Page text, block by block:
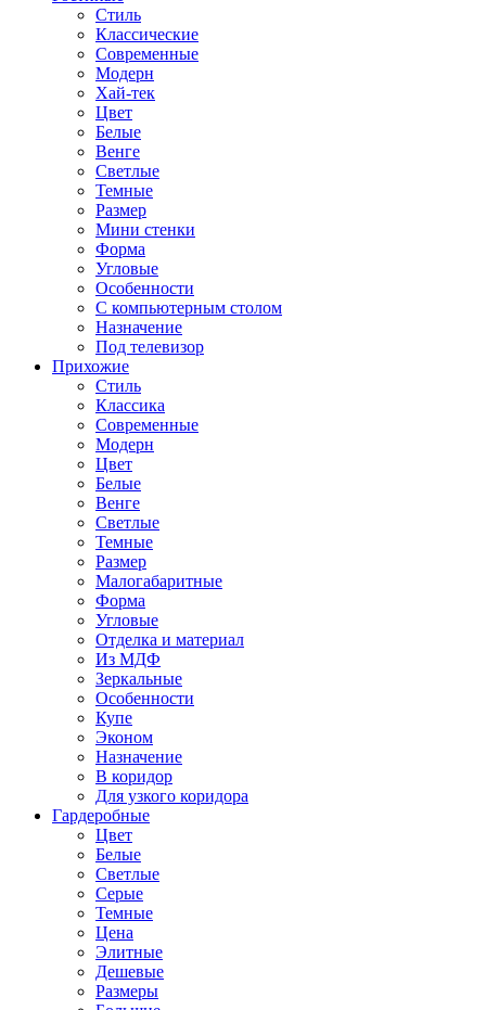
Стиль
Классические
Современные
Модерн
Хай-тек
Цвет
Белые
Венге
Светлые
Темные
Размер
Мини стенки
Форма
Угловые
Особенности
С компьютерным столом
Назначение
Под телевизор
Прихожие
Стиль
Классика
Современные
Модерн
Цвет
Белые
Венге
Светлые
Темные
Размер
Малогабаритные
Форма
Угловые
Отделка и материал
Из МДФ
Зеркальные
Особенности
Купе
Эконом
Назначение
В коридор
Для узкого коридора
Гардеробные
Цвет
Белые
Светлые
Серые
Темные
Цена
Элитные
Дешевые
Размеры